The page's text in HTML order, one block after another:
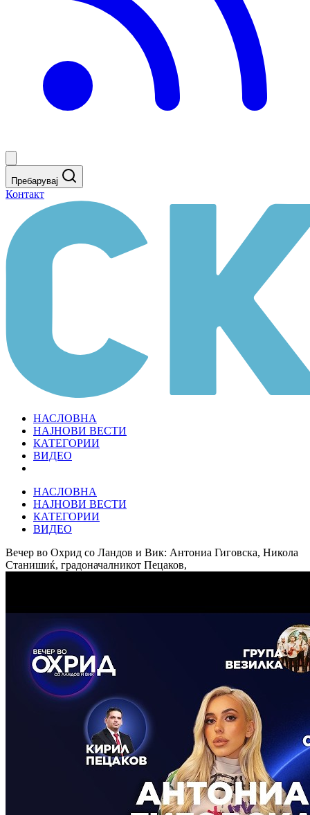
Пребарувај
Контакт
НАСЛОВНА
НАЈНОВИ ВЕСТИ
КАТЕГОРИИ
ВИДЕО
НАСЛОВНА
НАЈНОВИ ВЕСТИ
КАТЕГОРИИ
ВИДЕО
Вечер во Охрид со Ландов и Вик: Антониа Гиговска, Никола
Станишиќ, градоначалникот Пецаков,